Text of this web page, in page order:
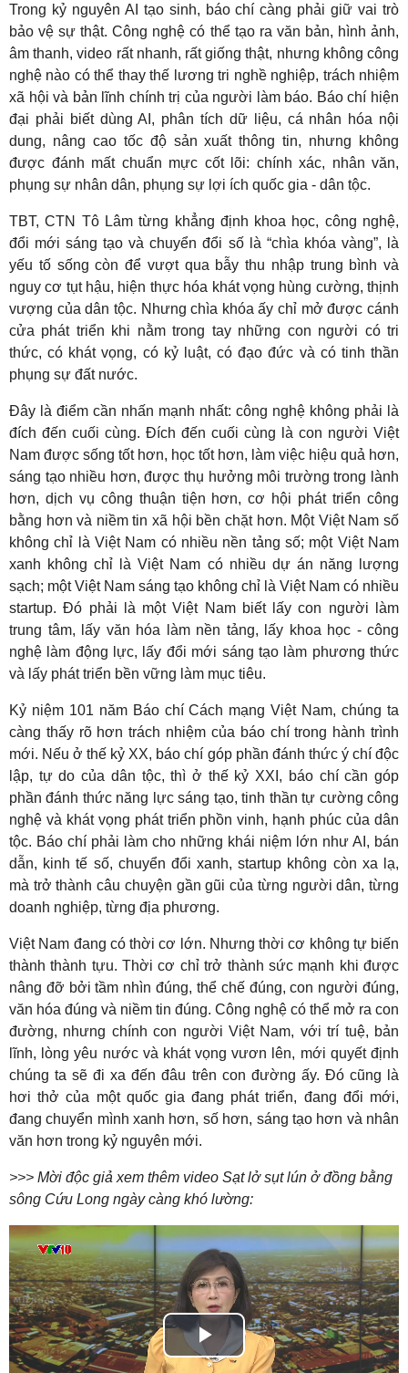
Trong kỷ nguyên AI tạo sinh, báo chí càng phải giữ vai trò
bảo vệ sự thật. Công nghệ có thể tạo ra văn bản, hình ảnh,
âm thanh, video rất nhanh, rất giống thật, nhưng không công
nghệ nào có thể thay thế lương tri nghề nghiệp, trách nhiệm
xã hội và bản lĩnh chính trị của người làm báo. Báo chí hiện
đại phải biết dùng AI, phân tích dữ liệu, cá nhân hóa nội
dung, nâng cao tốc độ sản xuất thông tin, nhưng không
được đánh mất chuẩn mực cốt lõi: chính xác, nhân văn,
phụng sự nhân dân, phụng sự lợi ích quốc gia - dân tộc.
TBT, CTN Tô Lâm từng khẳng định khoa học, công nghệ,
đổi mới sáng tạo và chuyển đổi số là “chìa khóa vàng”, là
yếu tố sống còn để vượt qua bẫy thu nhập trung bình và
nguy cơ tụt hậu, hiện thực hóa khát vọng hùng cường, thịnh
vượng của dân tộc. Nhưng chìa khóa ấy chỉ mở được cánh
cửa phát triển khi nằm trong tay những con người có tri
thức, có khát vọng, có kỷ luật, có đạo đức và có tinh thần
phụng sự đất nước.
Đây là điểm cần nhấn mạnh nhất: công nghệ không phải là
đích đến cuối cùng. Đích đến cuối cùng là con người Việt
Nam được sống tốt hơn, học tốt hơn, làm việc hiệu quả hơn,
sáng tạo nhiều hơn, được thụ hưởng môi trường trong lành
hơn, dịch vụ công thuận tiện hơn, cơ hội phát triển công
bằng hơn và niềm tin xã hội bền chặt hơn. Một Việt Nam số
không chỉ là Việt Nam có nhiều nền tảng số; một Việt Nam
xanh không chỉ là Việt Nam có nhiều dự án năng lượng
sạch; một Việt Nam sáng tạo không chỉ là Việt Nam có nhiều
startup. Đó phải là một Việt Nam biết lấy con người làm
trung tâm, lấy văn hóa làm nền tảng, lấy khoa học - công
nghệ làm động lực, lấy đổi mới sáng tạo làm phương thức
và lấy phát triển bền vững làm mục tiêu.
Kỷ niệm 101 năm Báo chí Cách mạng Việt Nam, chúng ta
càng thấy rõ hơn trách nhiệm của báo chí trong hành trình
mới. Nếu ở thế kỷ XX, báo chí góp phần đánh thức ý chí độc
lập, tự do của dân tộc, thì ở thế kỷ XXI, báo chí cần góp
phần đánh thức năng lực sáng tạo, tinh thần tự cường công
nghệ và khát vọng phát triển phồn vinh, hạnh phúc của dân
tộc. Báo chí phải làm cho những khái niệm lớn như AI, bán
dẫn, kinh tế số, chuyển đổi xanh, startup không còn xa lạ,
mà trở thành câu chuyện gần gũi của từng người dân, từng
doanh nghiệp, từng địa phương.
Việt Nam đang có thời cơ lớn. Nhưng thời cơ không tự biến
thành thành tựu. Thời cơ chỉ trở thành sức mạnh khi được
nâng đỡ bởi tầm nhìn đúng, thể chế đúng, con người đúng,
văn hóa đúng và niềm tin đúng. Công nghệ có thể mở ra con
đường, nhưng chính con người Việt Nam, với trí tuệ, bản
lĩnh, lòng yêu nước và khát vọng vươn lên, mới quyết định
chúng ta sẽ đi xa đến đâu trên con đường ấy. Đó cũng là
hơi thở của một quốc gia đang phát triển, đang đổi mới,
đang chuyển mình xanh hơn, số hơn, sáng tạo hơn và nhân
văn hơn trong kỷ nguyên mới.
>>> Mời độc giả xem thêm video Sạt lở sụt lún ở đồng bằng
sông Cứu Long ngày càng khó lường:
Play